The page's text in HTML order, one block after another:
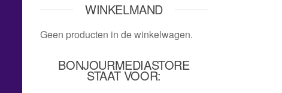
WINKELMAND
Geen producten in de winkelwagen.
BONJOURMEDIASTORE
STAAT VOOR: